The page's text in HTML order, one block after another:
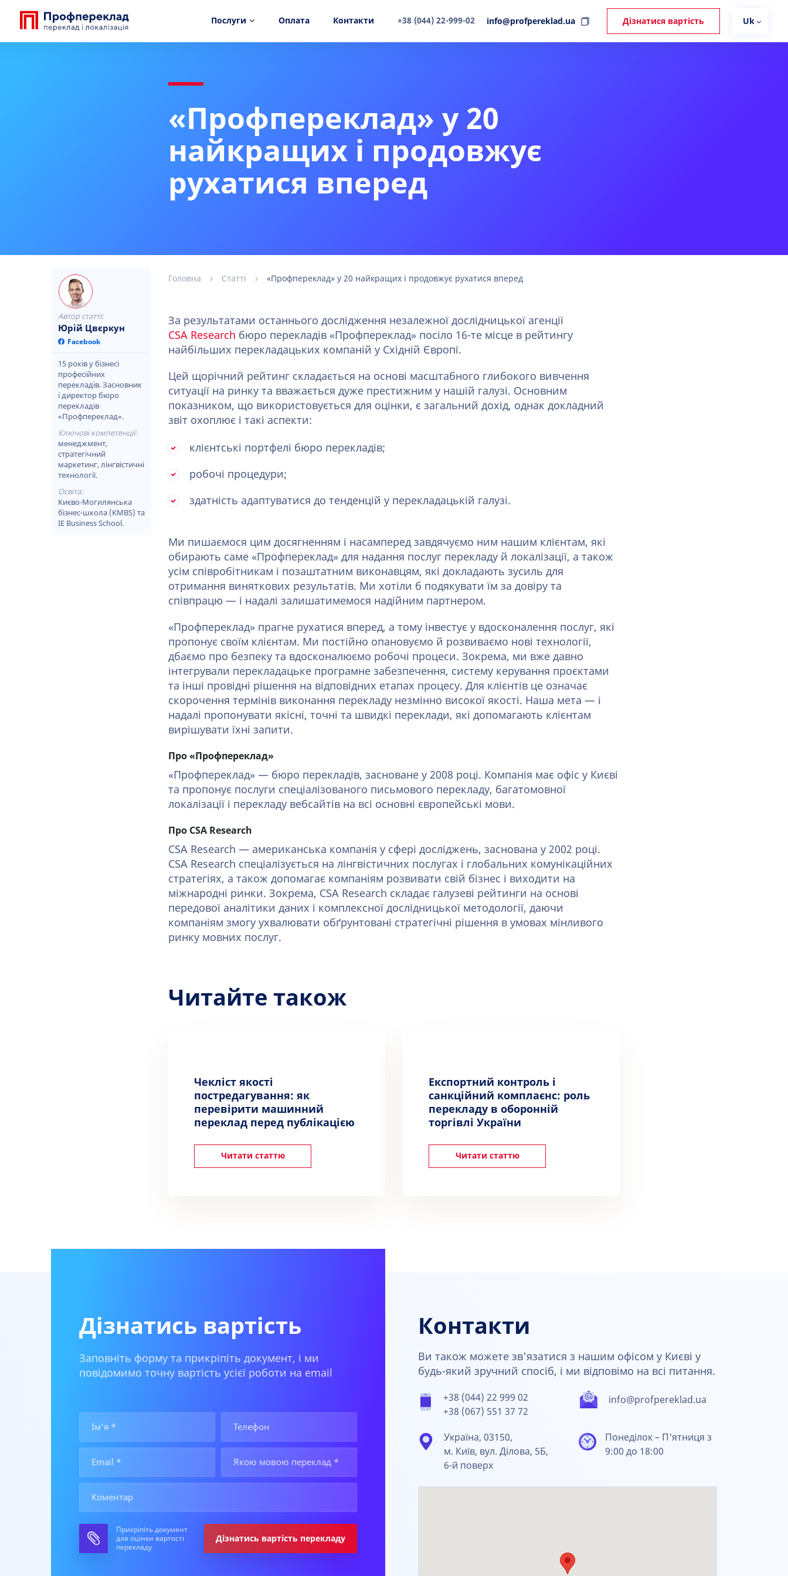
Послуги Оплата Контакти +38 (044) 22-999-02 info@profpereklad.ua Дізнатися вартість Uk
«Профпереклад» у 20
найкращих і продовжує
рухатися вперед
Головна Статті «Профпереклад» у 20 найкращих і продовжує рухатися вперед
За результатами останнього дослідження незалежної дослідницької агенції
CSA Research бюро перекладів «Профпереклад» посіло 16-те місце в рейтингу
найбільших перекладацьких компаній у Східній Європі.
Цей щорічний рейтинг складається на основі масштабного глибокого вивчення
ситуації на ринку та вважається дуже престижним у нашій галузі. Основним
показником, що використовується для оцінки, є загальний дохід, однак докладний
звіт охоплює і такі аспекти:
клієнтські портфелі бюро перекладів;
робочі процедури;
здатність адаптуватися до тенденцій у перекладацькій галузі.
Ми пишаємося цим досягненням і насамперед завдячуємо ним нашим клієнтам, які
обирають саме «Профпереклад» для надання послуг перекладу й локалізації, а також
усім співробітникам і позаштатним виконавцям, які докладають зусиль для
отримання виняткових результатів. Ми хотіли б подякувати їм за довіру та
співпрацю — і надалі залишатимемося надійним партнером.
«Профпереклад» прагне рухатися вперед, а тому інвестує у вдосконалення послуг, які
пропонує своїм клієнтам. Ми постійно опановуємо й розвиваємо нові технології,
дбаємо про безпеку та вдосконалюємо робочі процеси. Зокрема, ми вже давно
інтегрували перекладацьке програмне забезпечення, систему керування проєктами
та інші провідні рішення на відповідних етапах процесу. Для клієнтів це означає
скорочення термінів виконання перекладу незмінно високої якості. Наша мета — і
надалі пропонувати якісні, точні та швидкі переклади, які допомагають клієнтам
вирішувати їхні запити.
Про «Профпереклад»
«Профпереклад» — бюро перекладів, засноване у 2008 році. Компанія має офіс у Києві
та пропонує послуги спеціалізованого письмового перекладу, багатомовної
локалізації і перекладу вебсайтів на всі основні європейські мови.
Про CSA Research
CSA Research — американська компанія у сфері досліджень, заснована у 2002 році.
CSA Research спеціалізується на лінгвістичних послугах і глобальних комунікаційних
стратегіях, а також допомагає компаніям розвивати свій бізнес і виходити на
міжнародні ринки. Зокрема, CSA Research складає галузеві рейтинги на основі
передової аналітики даних і комплексної дослідницької методології, даючи
компаніям змогу ухвалювати обґрунтовані стратегічні рішення в умовах мінливого
ринку мовних послуг.
Автор статті:
Юрій Цвєркун
Facebook
15 років у бізнесі
професійних
перекладів. Засновник
і директор бюро
перекладів
«Профпереклад».
Ключові компетенції:
менеджмент,
стратегічний
маркетинг, лінгвістичні
технології.
Освіта:
Києво-Могилянська
бізнес-школа (KMBS) та
IE Business School.
Читайте також
Чекліст якості
постредагування: як
перевірити машинний
переклад перед публікацією
Читати статтю
Експортний контроль і
санкційний комплаєнс: роль
перекладу в оборонній
торгівлі України
Читати статтю
Дізнатись вартість
Заповніть форму та прикріпіть документ, і ми
повідомимо точну вартість усієї роботи на email
Прикріпіть документ
для оцінки вартості
перекладу
Дізнатись вартість перекладу
Контакти
Ви також можете зв'язатися з нашим офісом у Києві у
будь-який зручний спосіб, і ми відповімо на всі питання.
+38 (044) 22 999 02
+38 (067) 551 37 72
info@profpereklad.ua
Україна, 03150,
м. Київ, вул. Ділова, 5Б,
6-й поверх
Понеділок – П'ятниця з
9:00 до 18:00